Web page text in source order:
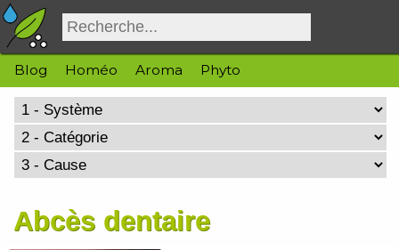
Blog Homéo Aroma Phyto
Abcès dentaire